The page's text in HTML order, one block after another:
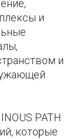
и
и
PATH
которые